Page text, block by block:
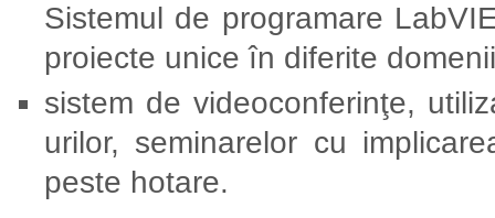
Sistemul de programare
proiecte unice în diferite
sistem de videoconferinţe,
urilor, seminarelor cu
peste hotare.